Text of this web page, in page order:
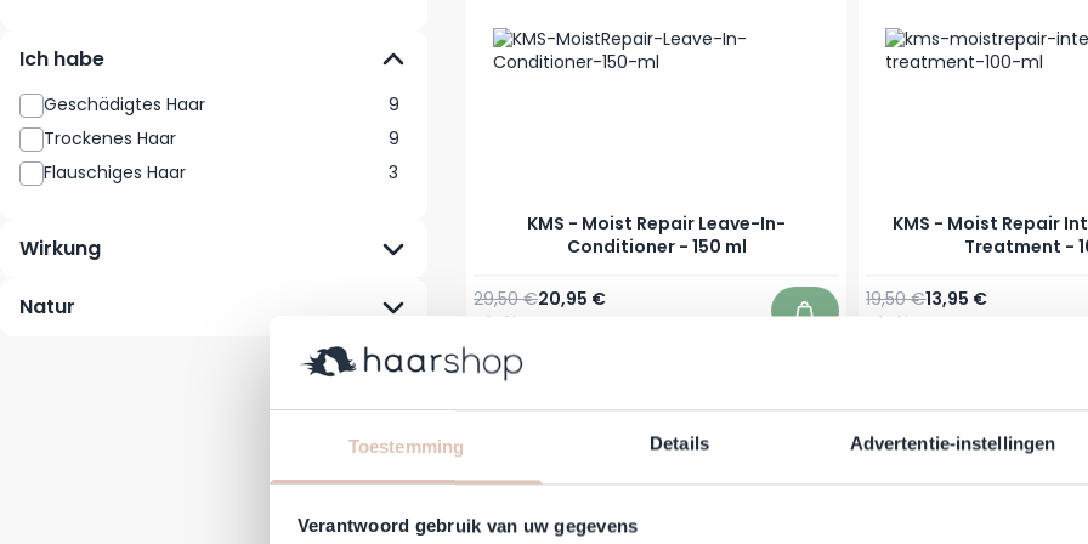
Toestemming Details Advertentie-instellingen
Verantwoord gebruik van uw gegevens
Ich habe
Geschädigtes Haar
9
Trockenes Haar
9
Flauschiges Haar
3
Wirkung
Natur
KMS - Moist Repair Leave-In-
Conditioner - 150 ml
Sonderpreis
20,95 €
Regulärer Preis
29,50 €
Auf Lager In den Warenkorb
KMS - Moist Repair
Treatment -
Sonderpreis
13,95 €
Regulärer Preis
19,50 €
Auf Lager
-31%